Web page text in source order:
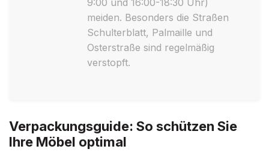
meiden. Besonders die Straßen
Schulterblatt, Palmaille und
Osterstraße sind regelmäßig
verstopft.
Verpackungsguide: So schützen Sie
Ihre Möbel optimal